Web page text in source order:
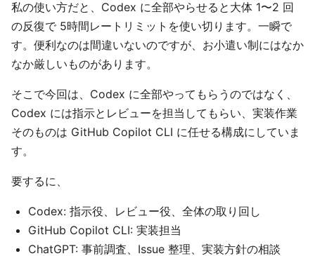
私の使い方だと、Codex に全部やらせると大体 1〜2 回
の反復で 5時間レートリミットを使い切ります。一瞬で
す。便利なのは間違いないのですが、お小遣い制にはなか
なか厳しいものがあります。
そこで今回は、Codex に全部やってもらうのではなく、
Codex には指示とレビューを担当してもらい、実装作業
そのものは GitHub Copilot CLI に任せる構成にしていま
す。
要するに、
Codex: 指示役、レビュー役、全体の取り回し
GitHub Copilot CLI: 実装担当
ChatGPT: 事前調査、Issue 整理、実装方針の相談